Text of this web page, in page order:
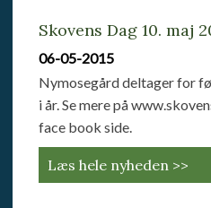
Skovens Dag 10. maj
06-05-2015
Nymosegård deltager for
i år. Se mere på
face book side.
Læs hele nyheden >>